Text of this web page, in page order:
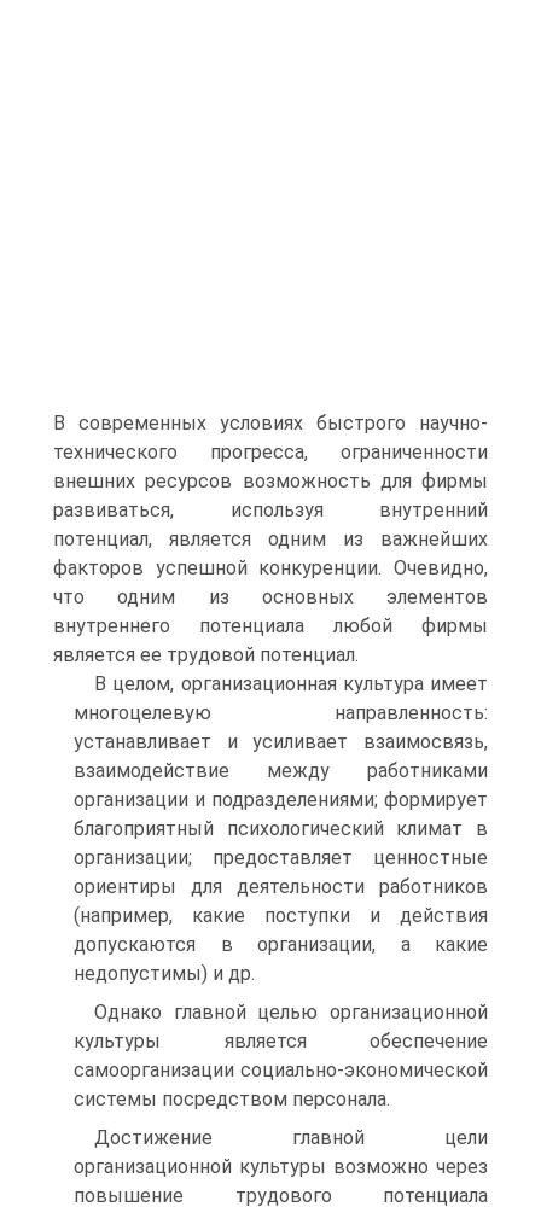
В современных условиях быстрого научно-
технического прогресса, ограниченности
внешних ресурсов возможность для фирмы
развиваться, используя внутренний
потенциал, является одним из важнейших
факторов успешной конкуренции. Очевидно,
что одним из основных элементов
внутреннего потенциала любой фирмы
является ее трудовой потенциал.
В целом, организационная культура имеет
многоцелевую направленность:
устанавливает и усиливает взаимосвязь,
взаимодействие между работниками
организации и подразделениями; формирует
благоприятный психологический климат в
организации; предоставляет ценностные
ориентиры для деятельности работников
(например, какие поступки и действия
допускаются в организации, а какие
недопустимы) и др.
Однако главной целью организационной
культуры является обеспечение
самоорганизации социально-экономической
системы посредством персонала.
Достижение главной цели
организационной культуры возможно через
повышение трудового потенциала